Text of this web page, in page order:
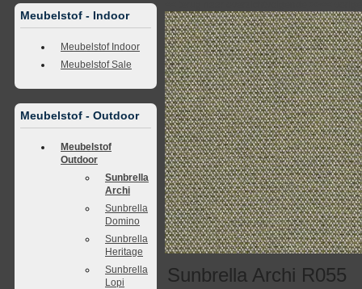
Meubelstof - Indoor
Meubelstof Indoor
Meubelstof Sale
Meubelstof - Outdoor
Meubelstof
Outdoor
Sunbrella
Archi
Sunbrella
Domino
Sunbrella
Heritage
Sunbrella
Lopi
Sunbrella Archi R055